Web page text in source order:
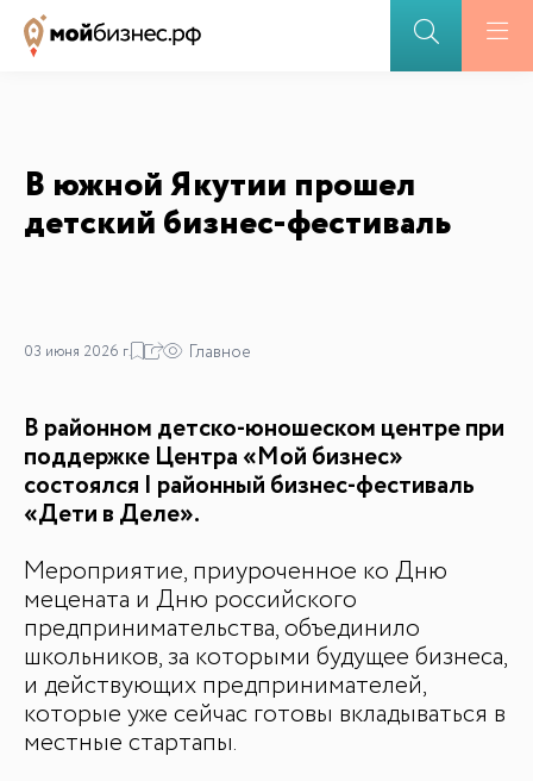
БАЗА ЗНАНИЙ
Видеоуроки и курсы
Вдохновиться
В южной Якутии прошел
детский бизнес-фестиваль
03 июня 2026 г. Главное
В районном детско-юношеском центре при
поддержке Центра «Мой бизнес»
состоялся I районный бизнес-фестиваль
«Дети в Деле».
Мероприятие, приуроченное ко Дню
мецената и Дню российского
предпринимательства, объединило
школьников, за которыми будущее бизнеса,
и действующих предпринимателей,
которые уже сейчас готовы вкладываться в
местные стартапы.